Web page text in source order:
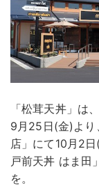
「松茸天丼」は
9月25日(金)より
店」にて10月2
戸前天丼 はま田
を。